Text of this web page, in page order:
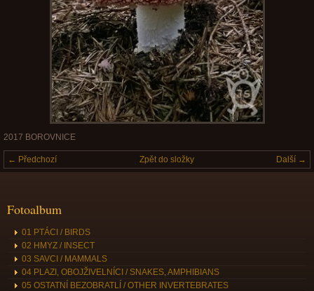
2017 BOROVNICE
← Předchozí Další →
Zpět do složky
Fotoalbum
01 PTÁCI / BIRDS
02 HMYZ / INSECT
03 SAVCI / MAMMALS
04 PLAZI, OBOJŽIVELNÍCI / SNAKES, AMPHIBIANS
05 OSTATNÍ BEZOBRATLÍ / OTHER INVERTEBRATES